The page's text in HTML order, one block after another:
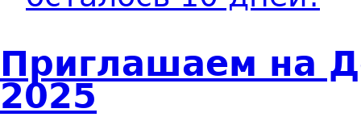
Приглашаем на
2025